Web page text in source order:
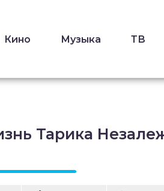
Кино Музыка ТВ
Тарика